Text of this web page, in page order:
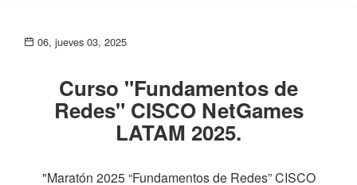
06, jueves 03, 2025
Curso "Fundamentos de
Redes" CISCO NetGames
LATAM 2025.
"Maratón 2025 “Fundamentos de Redes” CISCO